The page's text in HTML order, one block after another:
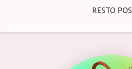
RESTO POS